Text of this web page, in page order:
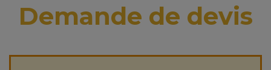
Demande de devis